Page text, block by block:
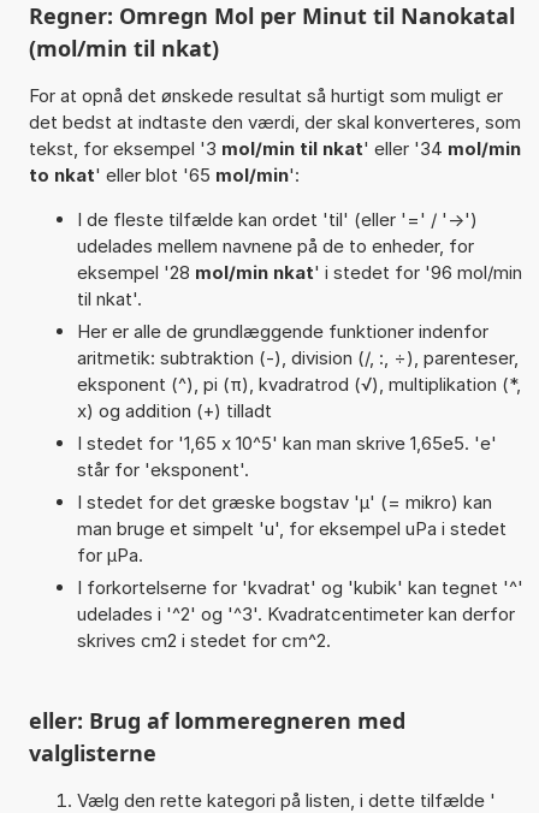
Regner: Omregn Mol per Minut til Nanokatal
(mol/min til nkat)
For at opnå det ønskede resultat så hurtigt som muligt er
det bedst at indtaste den værdi, der skal konverteres, som
tekst, for eksempel '3 mol/min til nkat' eller '34 mol/min
to nkat' eller blot '65 mol/min':
I de fleste tilfælde kan ordet 'til' (eller '=' / '->')
udelades mellem navnene på de to enheder, for
eksempel '28 mol/min nkat' i stedet for '96 mol/min
til nkat'.
Her er alle de grundlæggende funktioner indenfor
aritmetik: subtraktion (-), division (/, :, ÷), parenteser,
eksponent (^), pi (π), kvadratrod (√), multiplikation (*,
x) og addition (+) tilladt
I stedet for '1,65 x 10^5' kan man skrive 1,65e5. 'e'
står for 'eksponent'.
I stedet for det græske bogstav 'µ' (= mikro) kan
man bruge et simpelt 'u', for eksempel uPa i stedet
for µPa.
I forkortelserne for 'kvadrat' og 'kubik' kan tegnet '^'
udelades i '^2' og '^3'. Kvadratcentimeter kan derfor
skrives cm2 i stedet for cm^2.
eller: Brug af lommeregneren med
valglisterne
Vælg den rette kategori på listen, i dette tilfælde '